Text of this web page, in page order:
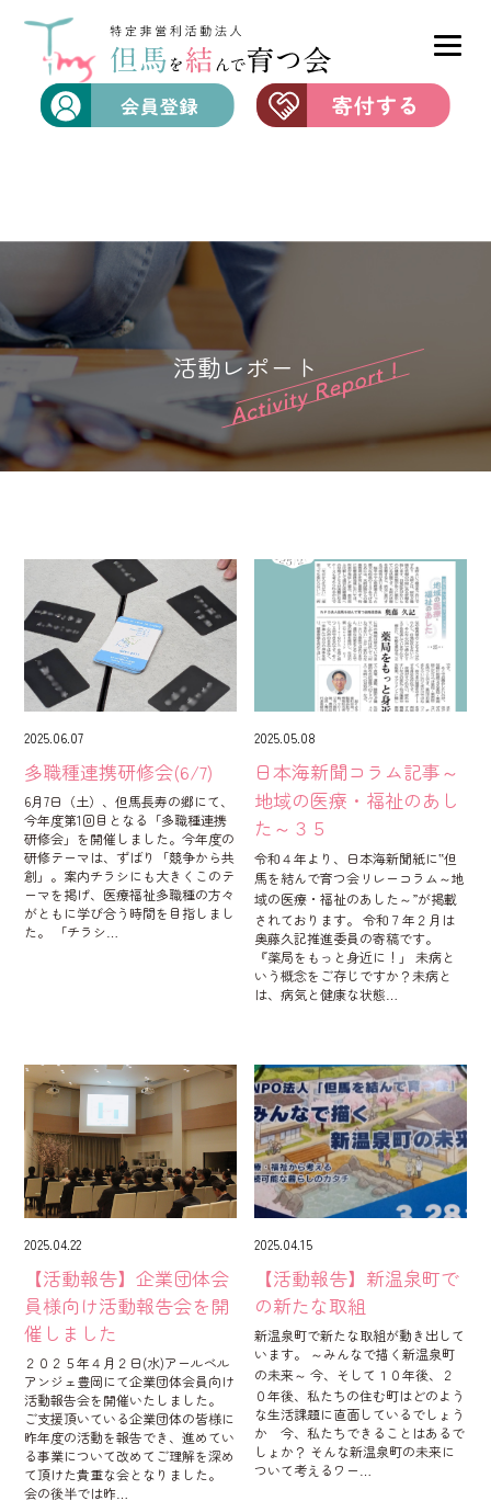
活動レポート
2025.06.07
多職種連携研修会(6/7)
6月7日（土）、但馬長寿の郷にて、
今年度第1回目となる「多職種連携
研修会」を開催しました。今年度の
研修テーマは、ずばり「競争から共
創」。案内チラシにも大きくこのテ
ーマを掲げ、医療福祉多職種の方々
がともに学び合う時間を目指しまし
た。 「チラシ…
2025.05.08
日本海新聞コラム記事～
地域の医療・福祉のあし
た～３５
令和４年より、日本海新聞紙に‟但
馬を結んで育つ会リレーコラム～地
域の医療・福祉のあした～”が掲載
されております。 令和７年２月は
奥藤久記推進委員の寄稿です。
『薬局をもっと身近に！」 未病と
いう概念をご存じですか？未病と
は、病気と健康な状態…
2025.04.22
【活動報告】企業団体会
員様向け活動報告会を開
催しました
２０２５年４月２日(水)アールベル
アンジェ豊岡にて企業団体会員向け
活動報告会を開催いたしました。
ご支援頂いている企業団体の皆様に
昨年度の活動を報告でき、進めてい
る事業について改めてご理解を深め
て頂けた貴重な会となりました。
会の後半では昨…
2025.04.15
【活動報告】新温泉町で
の新たな取組
新温泉町で新たな取組が動き出して
います。 ～みんなで描く新温泉町
の未来～ 今、そして１０年後、２
０年後、私たちの住む町はどのよう
な生活課題に直面しているでしょう
か 今、私たちできることはあるで
しょか？ そんな新温泉町の未来に
ついて考えるワー…